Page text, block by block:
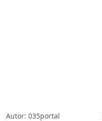
Autor: 035portal